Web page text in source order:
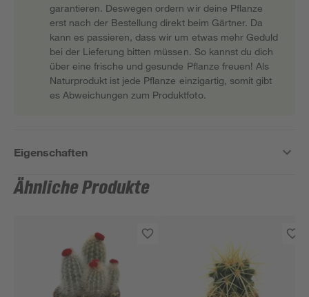
garantieren. Deswegen ordern wir deine Pflanze
erst nach der Bestellung direkt beim Gärtner. Da
kann es passieren, dass wir um etwas mehr Geduld
bei der Lieferung bitten müssen. So kannst du dich
über eine frische und gesunde Pflanze freuen! Als
Naturprodukt ist jede Pflanze einzigartig, somit gibt
es Abweichungen zum Produktfoto.
Eigenschaften
Ähnliche Produkte